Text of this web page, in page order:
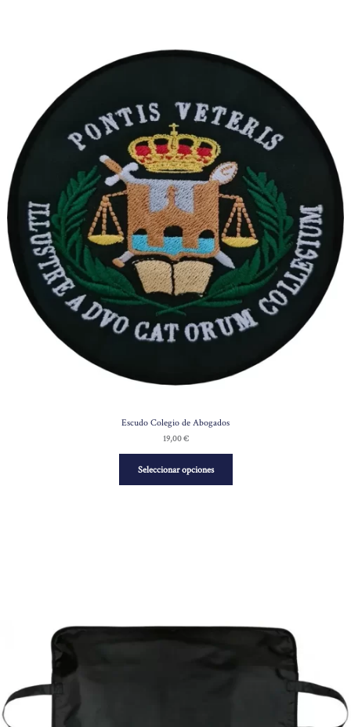
Escudo Colegio de Abogados
19,00€
Seleccionar opciones